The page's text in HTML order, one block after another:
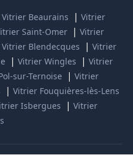
Vitrier Beaurains | Vitrier
Saint-Omer | Vitrier
Vitrier Blendecques | Vitrier
| Vitrier Wingles | Vitrier
sur-Ternoise | Vitrier
| Vitrier Fouquières-lès-Lens
Isbergues | Vitrier